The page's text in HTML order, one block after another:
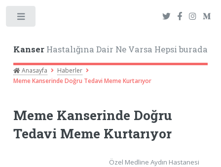
KanserHastalığına Dair Ne Varsa Hepsi burada
Anasayfa
Haberler
Meme Kanserinde Doğru Tedavi Meme Kurtarıyor
Meme Kanserinde Doğru
Tedavi Meme Kurtarıyor
Özel Medline Aydın Hastanesi